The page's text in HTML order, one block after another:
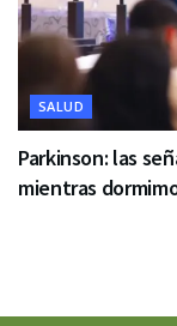
SALUD
Parkinson: las
mientras